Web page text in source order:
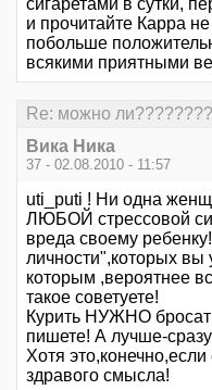
и прочитайте Карра
побольше
всякими приятными
Re: можно
Вика Ника
37 - 02.08.2010 - 11:57
uti_puti ! Ни одна
ЛЮБОЙ стрессовой
вреда своему
личности",которых вы
которым ,вероятнее
такое советуете!
Курить НУЖНО
пишете! А лучше-
Хотя
здравого смысла!